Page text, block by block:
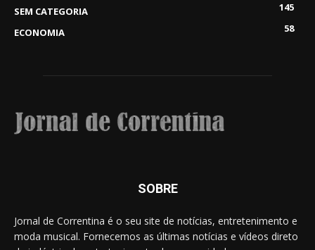
SEM CATEGORIA
145
ECONOMIA
58
SOBRE
Jornal de Correntina é o seu site de notícias, entretenimento e
moda musical. Fornecemos as últimas notícias e vídeos direto